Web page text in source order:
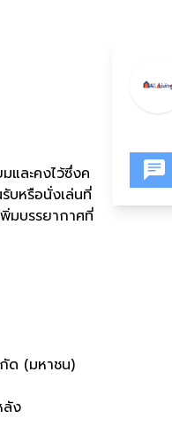
และคงไว้ซึ่งค
บหรือนั่งเล่นที่
มบรรยากาศที่
ด (มหาชน)
ง